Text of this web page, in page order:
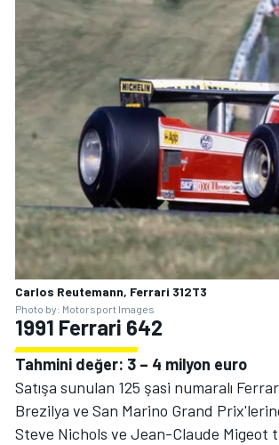
Carlos Reutemann, Ferrari 312T3
Photo by: Motorsport Images
1991 Ferrari 642
Tahmini değer: 3 – 4 milyon euro
Satışa sunulan 125 şasi numaralı
Brezilya ve San Marino Grand
Steve Nichols ve Jean-Claude Migeot